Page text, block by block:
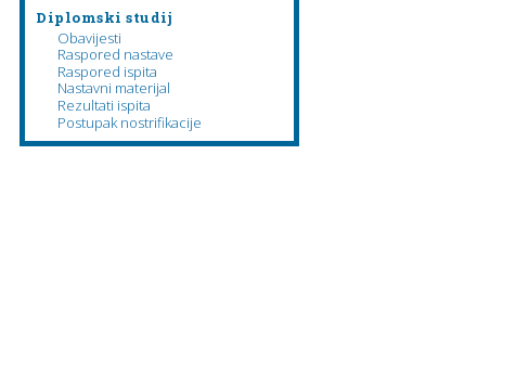
Diplomski studij
Obavijesti
Raspored nastave
Raspored ispita
Nastavni materijal
Rezultati ispita
Postupak nostrifikacije